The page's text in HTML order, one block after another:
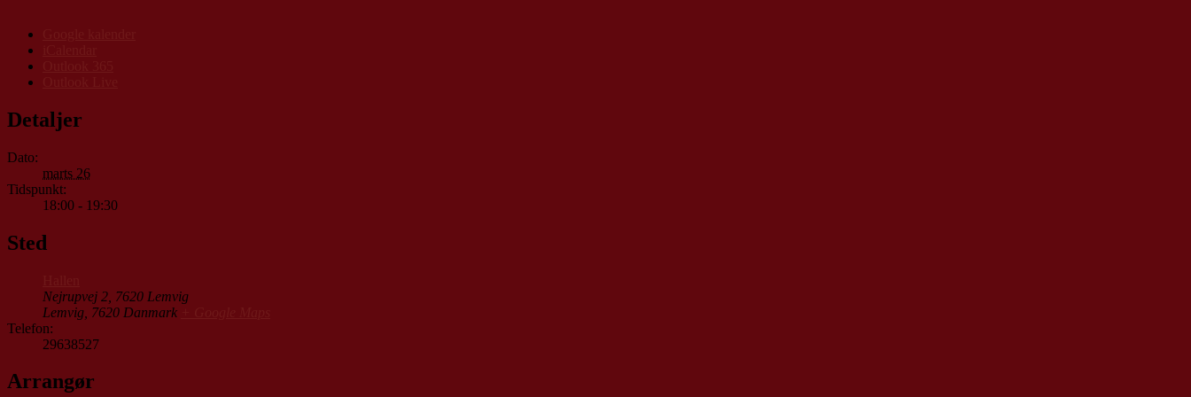
Detaljer
Dato:
marts 26
Tidspunkt:
18:00 - 19:30
Sted
Nejrupvej 2, 7620 Lemvig
Lemvig 7620 Danmark
Telefon:
29638527
Arrangør